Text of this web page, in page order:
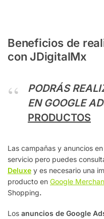
Beneficios de
con JDigitalMx
PODRÁS
EN GOOGLE
PRODUCTOS
Las campañas y anuncios
servicio pero puedes
Deluxe y es necesario una
producto en Google
Shopping.
Los anuncios de Google